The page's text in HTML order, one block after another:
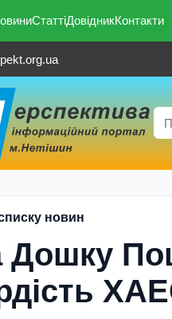
СтаттіДовідникКонтакти
новин
Дошку